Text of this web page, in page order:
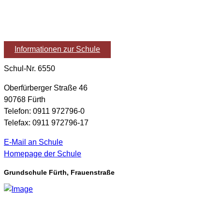
Informationen zur Schule
Schul-Nr. 6550
Oberfürberger Straße 46
90768 Fürth
Telefon: 0911 972796-0
Telefax: 0911 972796-17
E-Mail an Schule
Homepage der Schule
Grundschule Fürth, Frauenstraße